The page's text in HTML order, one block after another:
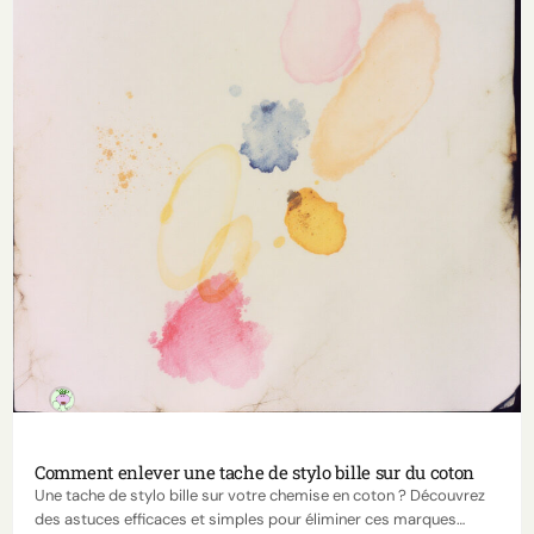
Comment enlever une tache de stylo bille sur du coton
Une tache de stylo bille sur votre chemise en coton ? Découvrez
des astuces efficaces et simples pour éliminer ces marques